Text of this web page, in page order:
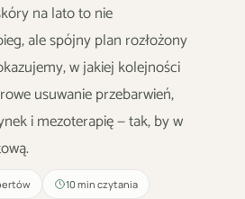
na lato to nie
ale spójny plan rozłożony
w jakiej kolejności
usuwanie przebarwień,
i mezoterapię — tak, by w
10 min czytania